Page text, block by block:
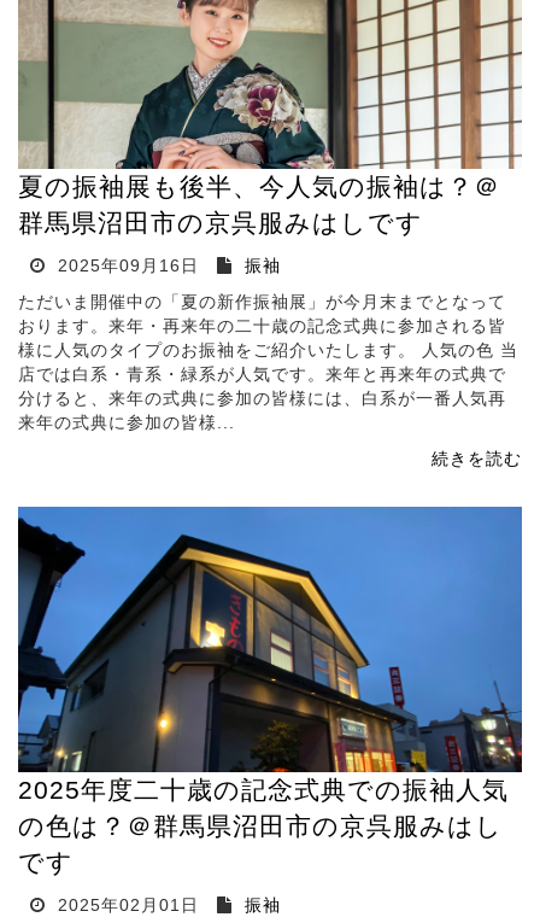
夏の振袖展も後半、今人気の振袖は？＠
群馬県沼田市の京呉服みはしです
2025年09月16日
振袖
ただいま開催中の「夏の新作振袖展」が今月末までとなって
おります。来年・再来年の二十歳の記念式典に参加される皆
様に人気のタイプのお振袖をご紹介いたします。 人気の色 当
店では白系・青系・緑系が人気です。来年と再来年の式典で
分けると、来年の式典に参加の皆様には、白系が一番人気再
来年の式典に参加の皆様...
続きを読む
2025年度二十歳の記念式典での振袖人気
の色は？＠群馬県沼田市の京呉服みはし
です
2025年02月01日
振袖